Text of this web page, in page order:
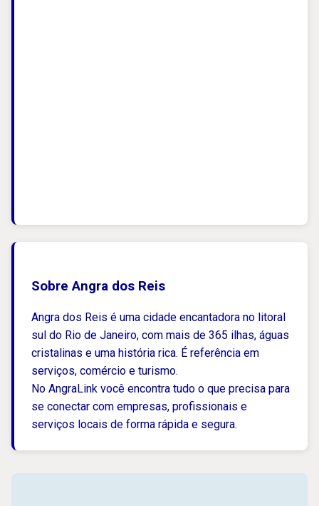
Sobre Angra dos Reis
Angra dos Reis é uma cidade encantadora no litoral
sul do Rio de Janeiro, com mais de 365 ilhas, águas
cristalinas e uma história rica. É referência em
serviços, comércio e turismo.
No AngraLink você encontra tudo o que precisa para
se conectar com empresas, profissionais e
serviços locais de forma rápida e segura.